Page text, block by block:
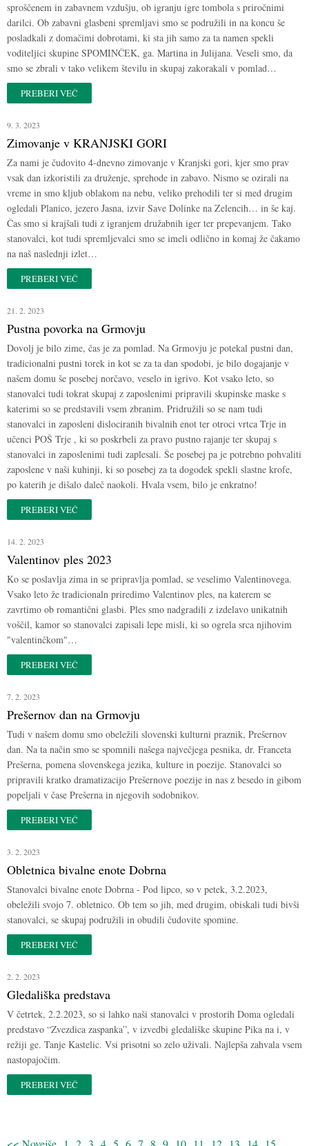
sproščenem in zabavnem vzdušju, ob igranju igre tombola s priročnimi
darilci. Ob zabavni glasbeni spremljavi smo se podružili in na koncu še
posladkali z domačimi dobrotami, ki sta jih samo za ta namen spekli
voditeljici skupine SPOMINČEK, ga. Martina in Julijana. Veseli smo, da
smo se zbrali v tako velikem številu in skupaj zakorakali v pomlad…
PREBERI VEČ
9. 3. 2023
Zimovanje v KRANJSKI GORI
Za nami je čudovito 4-dnevno zimovanje v Kranjski gori, kjer smo prav
vsak dan izkoristili za druženje, sprehode in zabavo. Nismo se ozirali na
vreme in smo kljub oblakom na nebu, veliko prehodili ter si med drugim
ogledali Planico, jezero Jasna, izvir Save Dolinke na Zelencih… in še kaj.
Čas smo si krajšali tudi z igranjem družabnih iger ter prepevanjem. Tako
stanovalci, kot tudi spremljevalci smo se imeli odlično in komaj že čakamo
na naš naslednji izlet…
PREBERI VEČ
21. 2. 2023
Pustna povorka na Grmovju
Dovolj je bilo zime, čas je za pomlad. Na Grmovju je potekal pustni dan,
tradicionalni pustni torek in kot se za ta dan spodobi, je bilo dogajanje v
našem domu še posebej norčavo, veselo in igrivo. Kot vsako leto, so
stanovalci tudi tokrat skupaj z zaposlenimi pripravili skupinske maske s
katerimi so se predstavili vsem zbranim. Pridružili so se nam tudi
stanovalci in zaposleni dislociranih bivalnih enot ter otroci vrtca Trje in
učenci POŠ Trje , ki so poskrbeli za pravo pustno rajanje ter skupaj s
stanovalci in zaposlenimi tudi zaplesali. Še posebej pa je potrebno pohvaliti
zaposlene v naši kuhinji, ki so posebej za ta dogodek spekli slastne krofe,
po katerih je dišalo daleč naokoli. Hvala vsem, bilo je enkratno!
PREBERI VEČ
14. 2. 2023
Valentinov ples 2023
Ko se poslavlja zima in se pripravlja pomlad, se veselimo Valentinovega.
Vsako leto že tradicionaln priredimo Valentinov ples, na katerem se
zavrtimo ob romantični glasbi. Ples smo nadgradili z izdelavo unikatnih
voščil, kamor so stanovalci zapisali lepe misli, ki so ogrela srca njihovim
"valentinčkom"…
PREBERI VEČ
7. 2. 2023
Prešernov dan na Grmovju
Tudi v našem domu smo obeležili slovenski kulturni praznik, Prešernov
dan. Na ta način smo se spomnili našega največjega pesnika, dr. Franceta
Prešerna, pomena slovenskega jezika, kulture in poezije. Stanovalci so
pripravili kratko dramatizacijo Prešernove poezije in nas z besedo in gibom
popeljali v čase Prešerna in njegovih sodobnikov.
PREBERI VEČ
3. 2. 2023
Obletnica bivalne enote Dobrna
Stanovalci bivalne enote Dobrna - Pod lipco, so v petek, 3.2.2023,
obeležili svojo 7. obletnico. Ob tem so jih, med drugim, obiskali tudi bivši
stanovalci, se skupaj podružili in obudili čudovite spomine.
PREBERI VEČ
2. 2. 2023
Gledališka predstava
V četrtek, 2.2.2023, so si lahko naši stanovalci v prostorih Doma ogledali
predstavo “Zvezdica zaspanka”, v izvedbi gledališke skupine Pika na i, v
režiji ge. Tanje Kastelic. Vsi prisotni so zelo uživali. Najlepša zahvala vsem
nastopajočim.
PREBERI VEČ